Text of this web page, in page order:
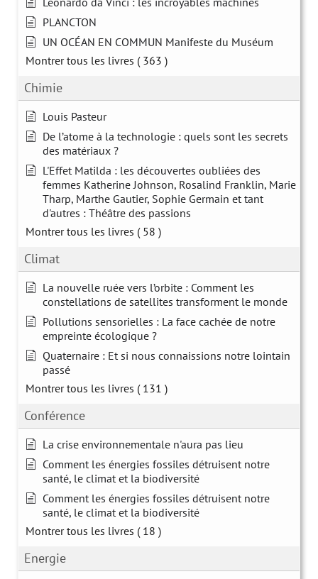
PLANCTON
UN OCÉAN EN COMMUN Manifeste du Muséum
Montrer tous les livres ( 363 )
Chimie
Louis Pasteur
De l’atome à la technologie : quels sont les secrets
des matériaux ?
L'Effet Matilda : les découvertes oubliées des
femmes Katherine Johnson, Rosalind Franklin, Marie
Tharp, Marthe Gautier, Sophie Germain et tant
d'autres : Théâtre des passions
Montrer tous les livres ( 58 )
Climat
La nouvelle ruée vers l’orbite : Comment les
constellations de satellites transforment le monde
Pollutions sensorielles : La face cachée de notre
empreinte écologique ?
Quaternaire : Et si nous connaissions notre lointain
passé
Montrer tous les livres ( 131 )
Conférence
La crise environnementale n'aura pas lieu
Comment les énergies fossiles détruisent notre
santé, le climat et la biodiversité
Comment les énergies fossiles détruisent notre
santé, le climat et la biodiversité
Montrer tous les livres ( 18 )
Energie